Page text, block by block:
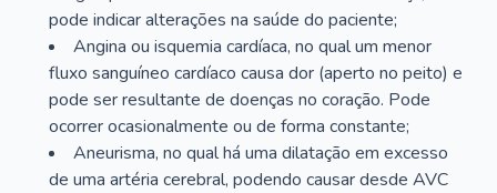
pode indicar alterações na saúde do paciente;
Angina ou isquemia cardíaca, no qual um menor
fluxo sanguíneo cardíaco causa dor (aperto no peito) e
pode ser resultante de doenças no coração. Pode
ocorrer ocasionalmente ou de forma constante;
Aneurisma, no qual há uma dilatação em excesso
de uma artéria cerebral, podendo causar desde AVC